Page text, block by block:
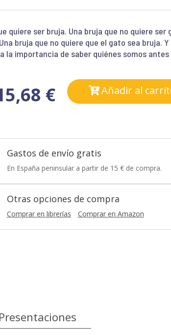
quiere ser bruja. Una bruja que no quiere
bruja que no quiere que el gato sea bruja.
la importancia de saber quiénes somos
€ Añadir al
Gastos de envío gratis
En España peninsular a partir de 15 € de compra.
Otras opciones de compra
Comprar en librerías Comprar en Amazon
Presentaciones